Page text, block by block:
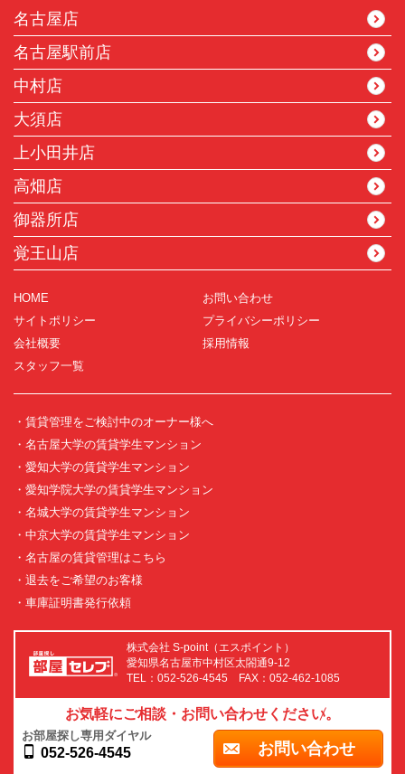
名古屋店
名古屋駅前店
中村店
大須店
上小田井店
高畑店
御器所店
覚王山店
HOME
お問い合わせ
サイトポリシー
プライバシーポリシー
会社概要
採用情報
スタッフ一覧
・賃貸管理をご検討中のオーナー様へ
・名古屋大学の賃貸学生マンション
・愛知大学の賃貸学生マンション
・愛知学院大学の賃貸学生マンション
・名城大学の賃貸学生マンション
・中京大学の賃貸学生マンション
・名古屋の賃貸管理はこちら
・退去をご希望のお客様
・車庫証明書発行依頼
株式会社 S-point（エスポイント）
愛知県名古屋市中村区太閤通9-12
TEL：052-526-4545 FAX：052-462-1085
お気軽にご相談・お問い合わせください。
お部屋探し専用ダイヤル
052-526-4545 お問い合わせ